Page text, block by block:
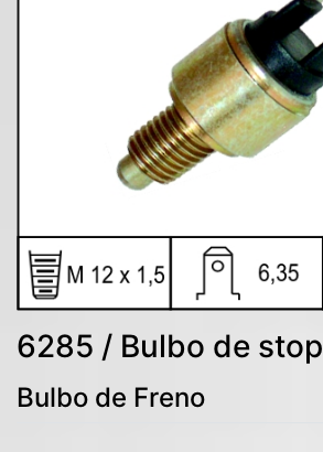
6285 / Bulbo de stop
Bulbo de Freno